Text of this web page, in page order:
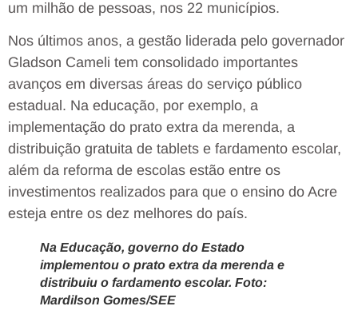
um milhão de pessoas, nos 22 municípios.
Nos últimos anos, a gestão liderada pelo governador
Gladson Cameli tem consolidado importantes
avanços em diversas áreas do serviço público
estadual. Na educação, por exemplo, a
implementação do prato extra da merenda, a
distribuição gratuita de tablets e fardamento escolar,
além da reforma de escolas estão entre os
investimentos realizados para que o ensino do Acre
esteja entre os dez melhores do país.
Na Educação, governo do Estado
implementou o prato extra da merenda e
distribuiu o fardamento escolar. Foto:
Mardilson Gomes/SEE